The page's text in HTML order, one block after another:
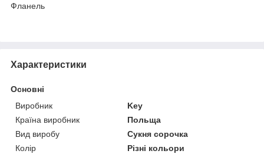
Фланель
Характеристики
Основні
Виробник
Key
Країна виробник
Польща
Вид виробу
Сукня сорочка
Колір
Різні кольори